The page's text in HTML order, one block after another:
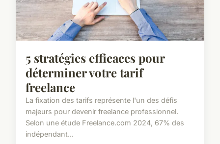
5 stratégies efficaces pour
déterminer votre tarif
freelance
La fixation des tarifs représente l'un des défis
majeurs pour devenir freelance professionnel.
Selon une étude Freelance.com 2024, 67% des
indépendant...